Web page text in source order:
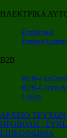
ΗΛΕΚΤΡΙΚΑ
Επιβατικά
Β2Β
Β2Β-
Β2Β-Green
Green
ΑΡΧΕΙΟ ΤΕΥΧΩΝ
ΠΡΟΒΟΛΗ /
ΕΠΙΚΟΙΝΩΝΙΑ